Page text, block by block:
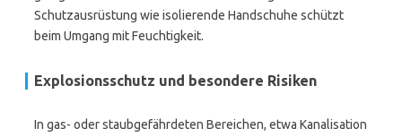
Schutzausrüstung wie isolierende Handschuhe schützt
beim Umgang mit Feuchtigkeit.
Explosionsschutz und besondere Risiken
In gas- oder staubgefährdeten Bereichen, etwa Kanalisation